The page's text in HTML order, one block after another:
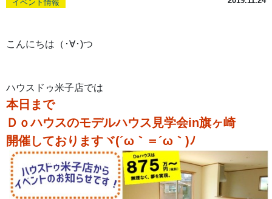
イベント情報
こんにちは（･∀･)つ
ハウスドゥ米子店では
本日まで
Ｄｏハウスのモデルハウス見学会in旗ヶ崎
開催しておりますヾ(´ω｀＝´ω｀)ﾉ